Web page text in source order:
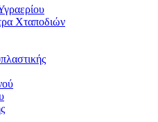
Χταποδιών